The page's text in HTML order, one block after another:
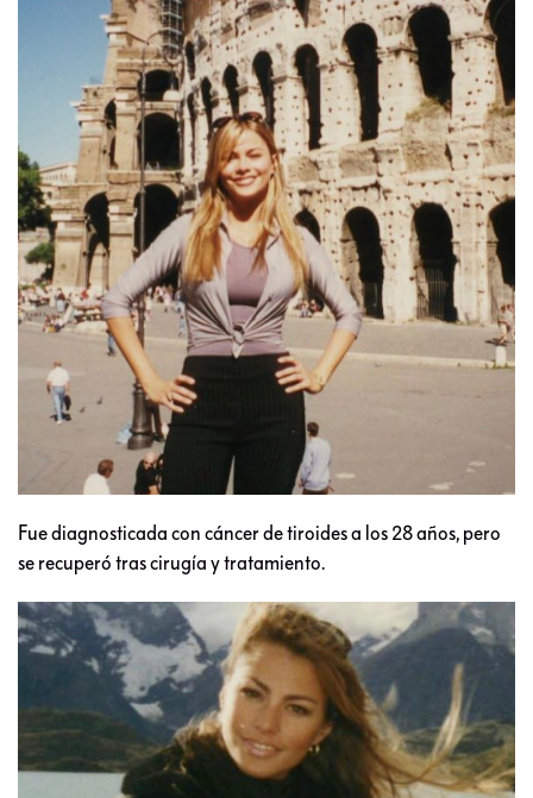
Fue diagnosticada con cáncer de tiroides a los 28 años, pero
se recuperó tras cirugía y tratamiento.